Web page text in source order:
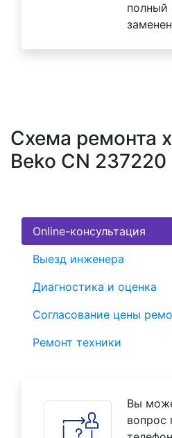
полный
Схема ремонта
Beko CN 237220
Online-консультация
Выезд инженера
Диагностика и оценка
Согласование цены
Ремонт техники
Вы
вопрос